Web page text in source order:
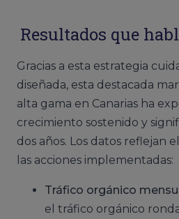
Resultados que
Gracias a esta estrategia
diseñada, esta destacada
alta gama en Canarias ha
crecimiento sostenido y
dos años. Los datos reflejan
las acciones implementadas:
Tráfico orgánico
el tráfico orgánico